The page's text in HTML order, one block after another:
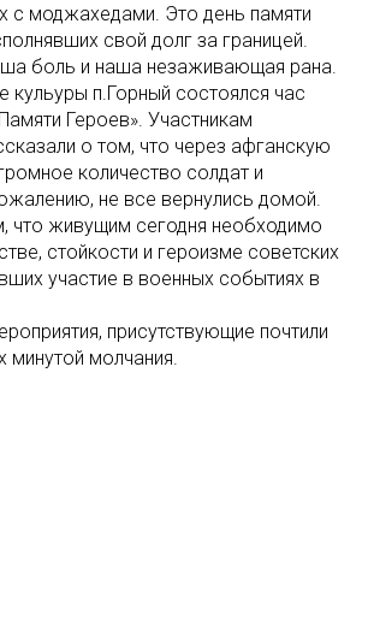
с моджахедами. Это день памяти
свой долг за границей.
боль и наша незаживающая рана.
кульуры п.Горный состоялся час
Героев». Участникам
о том, что через афганскую
количество солдат и
не все вернулись домой.
что живущим сегодня необходимо
стойкости и героизме советских
участие в военных событиях в
присутствующие почтили
минутой молчания.